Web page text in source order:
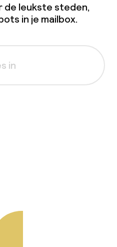
de leukste steden,
in je mailbox.